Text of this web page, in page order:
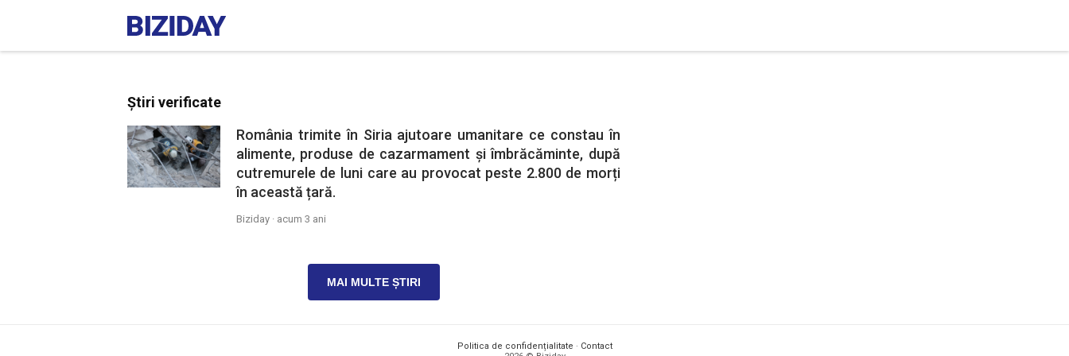
Știri verificate
România trimite în Siria ajutoare umanitare ce constau în
alimente, produse de cazarmament și îmbrăcăminte, după
cutremurele de luni care au provocat peste 2.800 de morți
în această țară.
Biziday · acum 3 ani
MAI MULTE ȘTIRI
Politica de confidențialitate · Contact